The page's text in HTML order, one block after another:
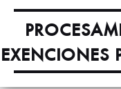
EXENCIONES